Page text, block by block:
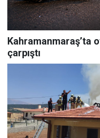
Kahramanmaraş’ta
çarpıştı